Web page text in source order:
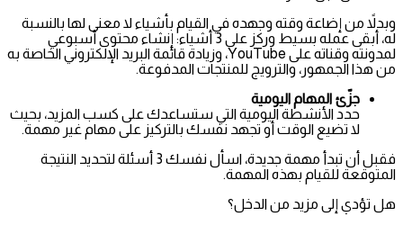
وبدلاً من إضاعة وقته وجهده في القيام بأشياء لا معنى لها بالنسبة
له، أبقى عمله بسيط وركز على 3 أشياء: إنشاء محتوى أسبوعي
لمدونته وقناته على YouTube، وزيادة قائمة البريد الإلكتروني الخاصة به
من هذا الجمهور، والترويج للمنتجات المدفوعة.
جزّئ المهام اليومية
حدد الأنشطة اليومية التي ستساعدك على كسب المزيد، بحيث
لا تضيع الوقت أو تجهد نفسك بالتركيز على مهام غير مهمة.
فقبل أن تبدأ مهمة جديدة، اسأل نفسك 3 أسئلة لتحديد النتيجة
المتوقعة للقيام بهذه المهمة.
هل تؤدي إلى مزيد من الدخل؟